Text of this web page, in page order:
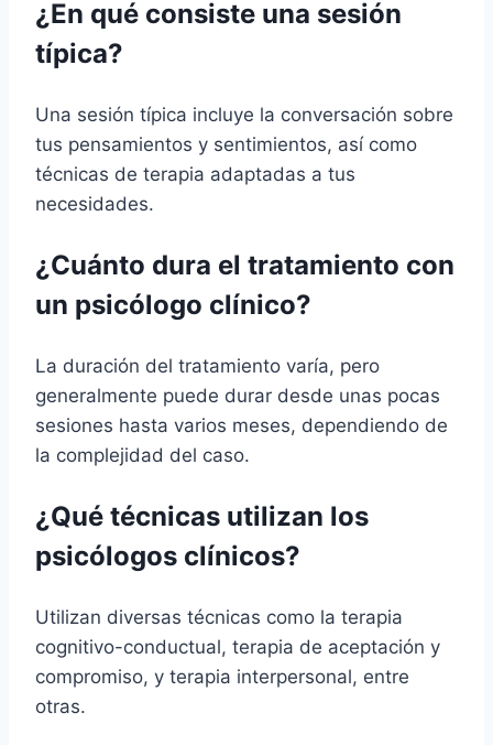
¿En qué consiste una sesión
típica?
Una sesión típica incluye la conversación sobre
tus pensamientos y sentimientos, así como
técnicas de terapia adaptadas a tus
necesidades.
¿Cuánto dura el tratamiento con
un psicólogo clínico?
La duración del tratamiento varía, pero
generalmente puede durar desde unas pocas
sesiones hasta varios meses, dependiendo de
la complejidad del caso.
¿Qué técnicas utilizan los
psicólogos clínicos?
Utilizan diversas técnicas como la terapia
cognitivo-conductual, terapia de aceptación y
compromiso, y terapia interpersonal, entre
otras.